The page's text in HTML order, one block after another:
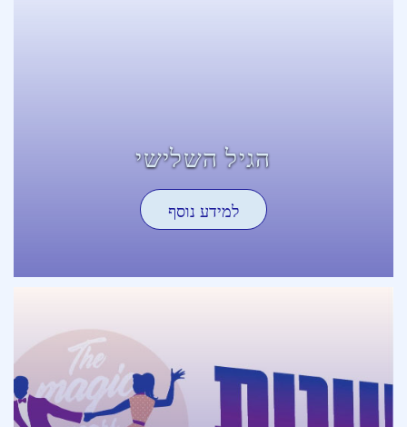
הגיל השלישי
למידע נוסף